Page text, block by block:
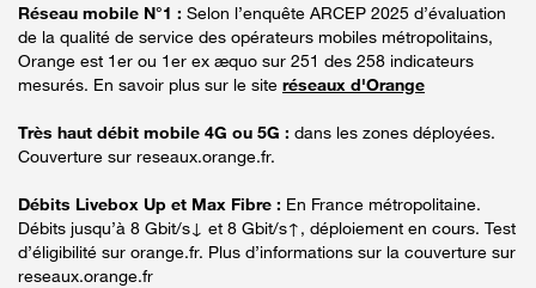
Réseau mobile N°1 : Selon l’enquête ARCEP 2025 d’évaluation
de la qualité de service des opérateurs mobiles métropolitains,
Orange est 1er ou 1er ex æquo sur 251 des 258 indicateurs
mesurés. En savoir plus sur le site réseaux d'Orange
Très haut débit mobile 4G ou 5G : dans les zones déployées.
Couverture sur reseaux.orange.fr.
Débits Livebox Up et Max Fibre : En France métropolitaine.
Débits jusqu’à 8 Gbit/s↓ et 8 Gbit/s↑, déploiement en cours. Test
d’éligibilité sur orange.fr. Plus d’informations sur la couverture sur
reseaux.orange.fr